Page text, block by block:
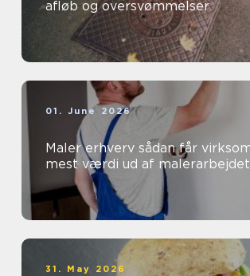
afløb og oversvømmelser
01. June 2026
Maler erhverv sådan får virksomheder
mest værdi ud af malerarbejdet
31. May 2026